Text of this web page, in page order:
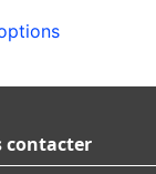
contacter